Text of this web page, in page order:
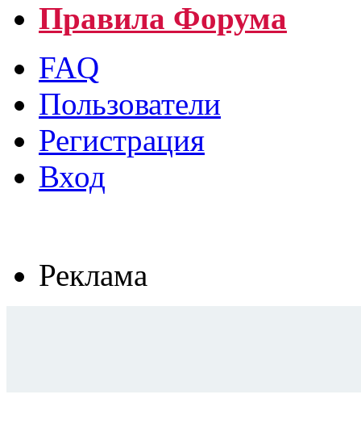
Правила Форума
FAQ
Пользователи
Регистрация
Вход
Реклама